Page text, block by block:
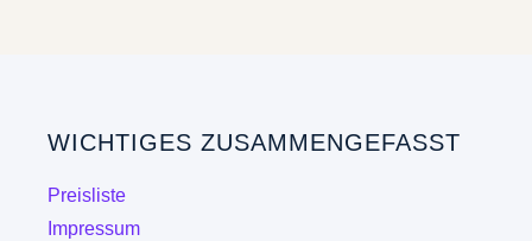
Optionen
WICHTIGES ZUSAMMENGEFASST
Preisliste
Impressum